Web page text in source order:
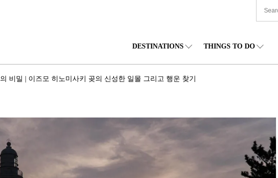
DESTINATIONS
홋카이도
간토(관동)
THINGS TO DO
쇼핑
문화
비밀 | 이즈모 히노미사키 곶의 신성한 일몰 그리고 행운 찾기